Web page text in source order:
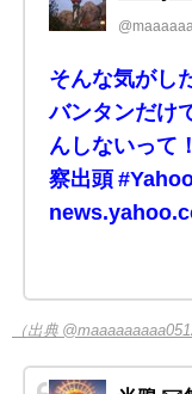
そんな気がし
バンタンだけ
んしないって
察出頭
（出典